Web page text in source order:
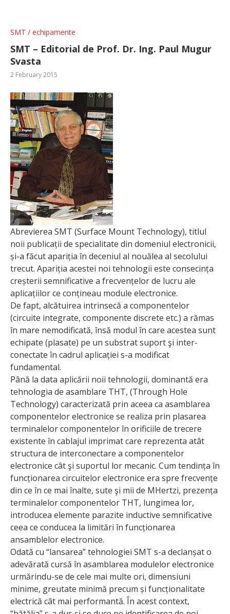
SMT / echipamente
SMT – Editorial de Prof. Dr. Ing. Paul Mugur
Svasta
2 February 2015
Abrevierea SMT (Surface Mount Technology), titlul
noii publicații de specialitate din domeniul electronicii,
și-a făcut apariția în deceniul al nouălea al secolului
trecut. Apariția acestei noi tehnologii este consecința
creșterii semnificative a frecven­țelor de lucru ale
aplicațiilor ce conțineau module electronice.
De fapt, alcătuirea intrinsecă a compo­nentelor
(circuite integrate, compo­nente dis­crete etc.) a rămas
în mare nemodificată, însă modul în care acestea sunt
echipate (plasate) pe un substrat suport şi inter­
conectate în cadrul aplicației s-a modificat
fundamental.
Până la data aplicării noii tehnologii, dominantă era
tehnologia de asamblare THT, (Through Hole
Technology) caracte­rizată prin aceea ca asamblarea
componentelor electronice se realiza prin plasarea
terminalelor componentelor în orificiile de trecere
existente în cablajul imprimat care reprezenta atât
structura de interconectare a componentelor
electronice cât şi suportul lor mecanic. Cum tendința în
funcționarea circuitelor electronice era spre frecvențe
din ce în ce mai înalte, sute şi mii de MHertzi, prezența
terminalelor componentelor THT, lungimea lor,
introducea elemente parazite inductive semnificative
ceea ce conducea la limitări în funcționarea
ansamblelor electronice.
Odată cu “lansarea” tehnologiei SMT s-a declanșat o
adevărată cursă în asamblarea modulelor electronice
urmărindu-se de cele mai multe ori, dimensiuni
minime, greutate minimă precum și funcționalitate
electrică cât mai performantă. În acest context,